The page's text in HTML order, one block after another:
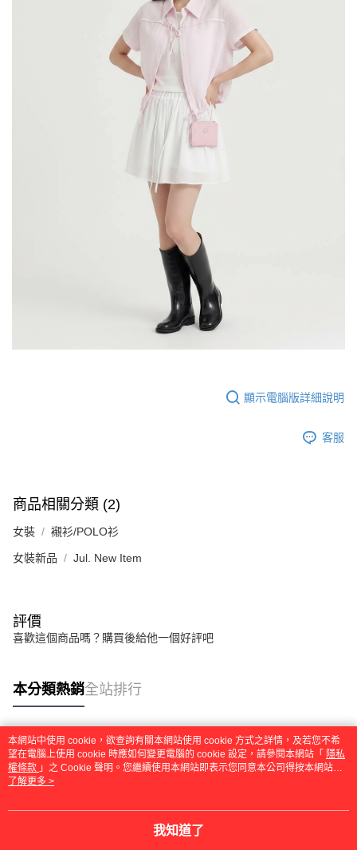
顯示電腦版詳細說明
客服
商品相關分類 (2)
女裝 襯衫/POLO衫
女裝新品 Jul. New Item
評價
喜歡這個商品嗎？購買後給他一個好評吧
本分類熱銷全站排行
熱門標籤
本網站中使用 cookie，欲查詢有關本網站使用 cookie 方式之詳情，及若您不希
望在電腦上使用 cookie 時應如何變更電腦的 cookie 設定，請參閱本網站「 隱私
權條款 」之 Cookie 聲明。您繼續使用本網站即表示您同意本公司得按本網站使
用條款之 Cookie 聲明使用 cookie。
了解更多 >
我知道了